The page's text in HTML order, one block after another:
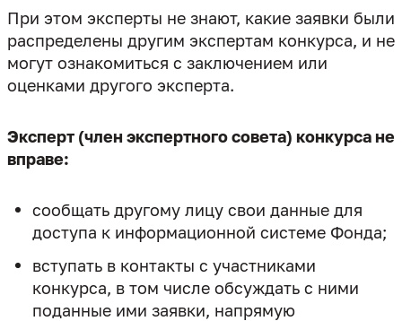
При этом эксперты не знают, какие заявки были
распределены другим экспертам конкурса, и не
могут ознакомиться с заключением или
оценками другого эксперта.
Эксперт (член экспертного совета) конкурса не
вправе:
сообщать другому лицу свои данные для
доступа к информационной системе Фонда;
вступать в контакты с участниками
конкурса, в том числе обсуждать с ними
поданные ими заявки, напрямую